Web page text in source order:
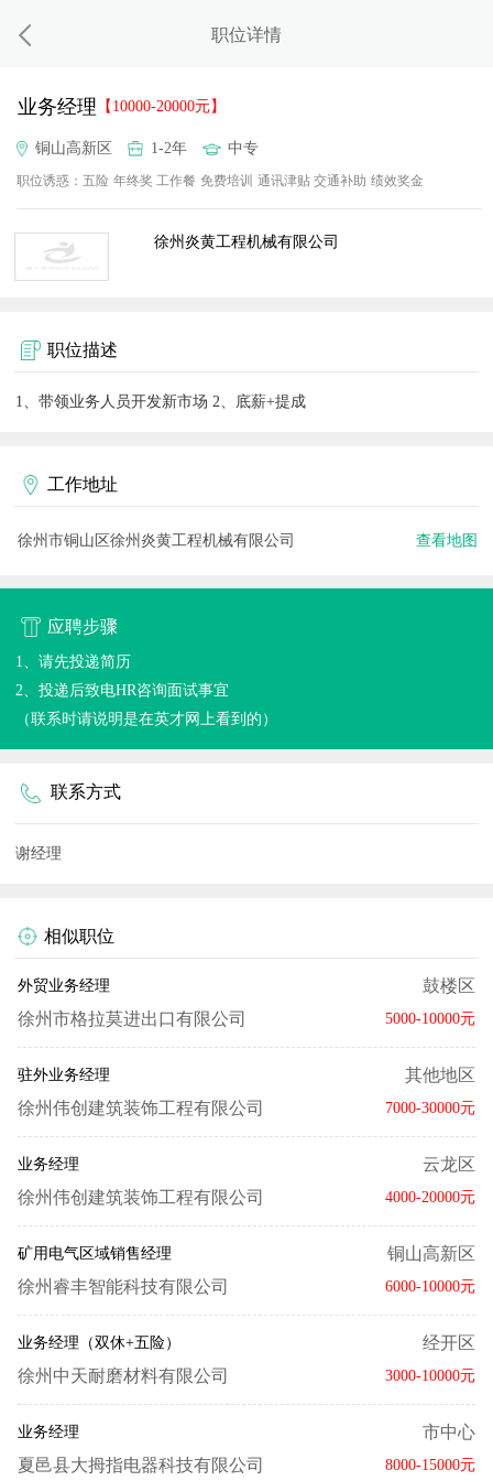
职位详情
业务经理 【10000-20000元】
铜山高新区 1-2年 中专
职位诱惑： 五险 年终奖 工作餐 免费培训 通讯津贴 交通补助 绩效奖金
徐州炎黄工程机械有限公司
职位描述
1、带领业务人员开发新市场 2、底薪+提成
工作地址
徐州市铜山区徐州炎黄工程机械有限公司 查看地图
应聘步骤
1、请先投递简历
2、投递后致电HR咨询面试事宜
（联系时请说明是在英才网上看到的）
联系方式
谢经理
相似职位
外贸业务经理
鼓楼区
徐州市格拉莫进出口有限公司
5000-10000元
驻外业务经理
其他地区
徐州伟创建筑装饰工程有限公司
7000-30000元
业务经理
云龙区
徐州伟创建筑装饰工程有限公司
4000-20000元
矿用电气区域销售经理
铜山高新区
徐州睿丰智能科技有限公司
6000-10000元
业务经理（双休+五险）
经开区
徐州中天耐磨材料有限公司
3000-10000元
业务经理
市中心
夏邑县大拇指电器科技有限公司
8000-15000元